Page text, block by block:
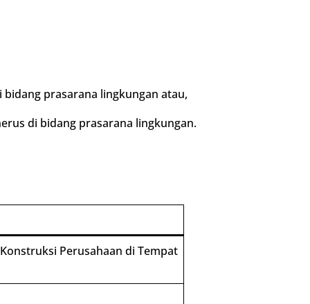
prasarana lingkungan atau,
di bidang prasarana lingkungan.
Perusahaan di Tempat